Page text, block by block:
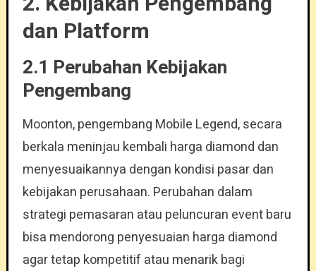
dan Platform
2.1 Perubahan Kebijakan
Pengembang
Moonton, pengembang Mobile Legend, secara
berkala meninjau kembali harga diamond dan
menyesuaikannya dengan kondisi pasar dan
kebijakan perusahaan. Perubahan dalam
strategi pemasaran atau peluncuran event baru
bisa mendorong penyesuaian harga diamond
agar tetap kompetitif atau menarik bagi